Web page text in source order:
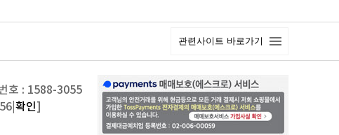
관련사이트 바로가기
호 : 1588-3055
확인]